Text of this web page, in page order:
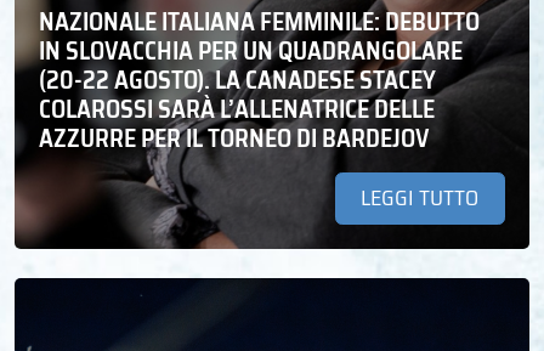
NAZIONALE ITALIANA FEMMINILE: DEBUTTO
IN SLOVACCHIA PER UN QUADRANGOLARE
(20-22 AGOSTO). LA CANADESE STACEY
COLAROSSI SARÀ L’ALLENATRICE DELLE
AZZURRE PER IL TORNEO DI BARDEJOV
LEGGI TUTTO